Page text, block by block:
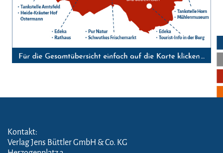
Kontakt:
Verlag Jens Büttler GmbH & Co. KG